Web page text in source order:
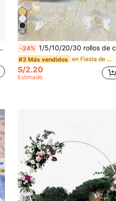
4
-24% 1/5/10/20/30 rollos de cinta decorativa metálica dorada para globos, cintas de globos dorados de 10M de largo, adecuadas para fiestas, bodas, cumpleaños, celebraciones, envoltura de regalos y talla grande
#3 Más vendidos en Fiesta de cumpleaños Accesorios para globos
S/2.20
Estimado